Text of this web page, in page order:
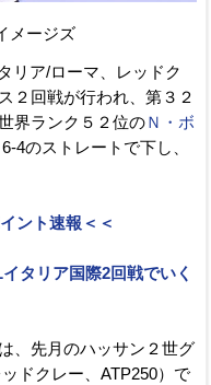
メージズ
リア/ローマ、レッドク
２回戦が行われ、第３２
界ランク５２位のＮ・ボ
4のストレートで下し、
ント速報＜＜
タリア国際2回戦でいく
、先月のハッサン２世グ
ドクレー、ATP250）で